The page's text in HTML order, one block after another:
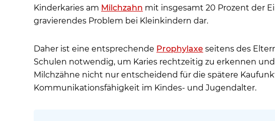
Kinderkaries am Milchzahn mit insgesamt 20 Prozent der
gravierendes Problem bei Kleinkindern dar.
Daher ist eine entsprechende Prophylaxe seitens des
Schulen notwendig, um Karies rechtzeitig zu erkennen
Milchzähne nicht nur entscheidend für die spätere
Kommunikationsfähigkeit im Kindes- und Jugendalter.